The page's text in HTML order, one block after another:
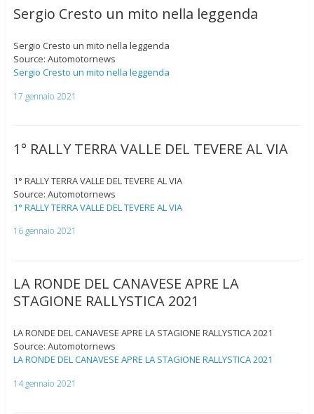
Sergio Cresto un mito nella leggenda
Sergio Cresto un mito nella leggenda
Source: Automotornews
Sergio Cresto un mito nella leggenda
17 gennaio 2021
1° RALLY TERRA VALLE DEL TEVERE AL VIA
1° RALLY TERRA VALLE DEL TEVERE AL VIA
Source: Automotornews
1° RALLY TERRA VALLE DEL TEVERE AL VIA
16 gennaio 2021
LA RONDE DEL CANAVESE APRE LA
STAGIONE RALLYSTICA 2021
LA RONDE DEL CANAVESE APRE LA STAGIONE RALLYSTICA 2021
Source: Automotornews
LA RONDE DEL CANAVESE APRE LA STAGIONE RALLYSTICA 2021
14 gennaio 2021